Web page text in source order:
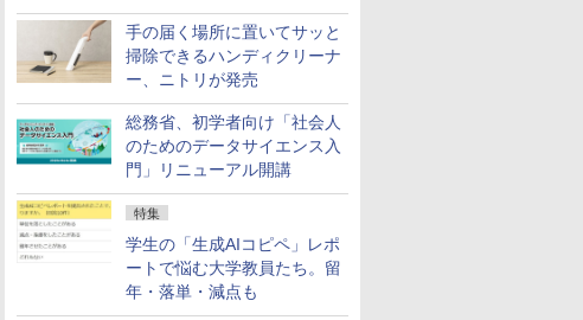
手の届く場所に置いてサッと
掃除できるハンディクリーナ
ー、ニトリが発売
総務省、初学者向け「社会人
のためのデータサイエンス入
門」リニューアル開講
特集
学生の「生成AIコピペ」レポ
ートで悩む大学教員たち。留
年・落単・減点も